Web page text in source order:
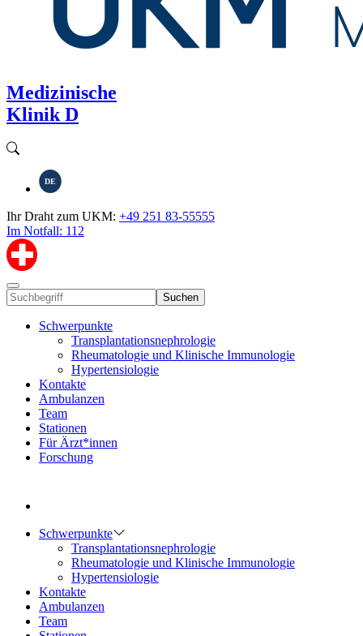
Medizinische
Klinik D
DE
Ihr Draht zum UKM: +49 251 83-55555
Im Notfall: 112
Suchen
Schwerpunkte
Transplantationsnephrologie
Rheumatologie und Klinische Immunologie
Hypertensiologie
Kontakte
Ambulanzen
Team
Stationen
Für Ärzt*innen
Forschung
Schwerpunkte
Transplantationsnephrologie
Rheumatologie und Klinische Immunologie
Hypertensiologie
Kontakte
Ambulanzen
Team